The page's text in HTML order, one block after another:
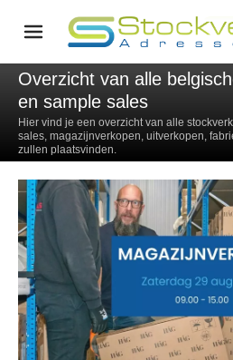
Overzicht van alle
en sample sales
Hier vind je een overzicht van alle
sales, magazijnverkopen, uitverkopen,
zullen plaatsvinden.